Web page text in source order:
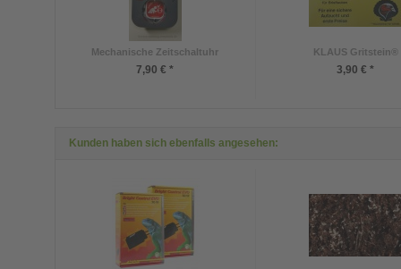
Mechanische Zeitschaltuhr
7,90 € *
KLAUS Gritstein®
3,90 € *
Kunden haben sich ebenfalls angesehen: